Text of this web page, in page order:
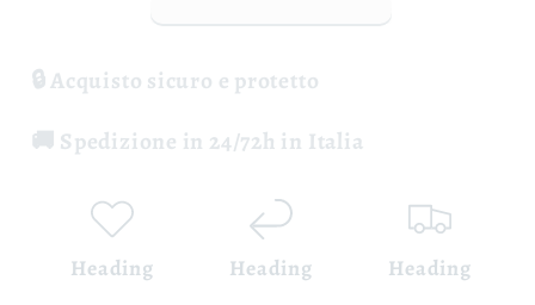
🔒 Acquisto sicuro e protetto
🚚 Spedizione in 24/72h in Italia
Heading Heading Heading